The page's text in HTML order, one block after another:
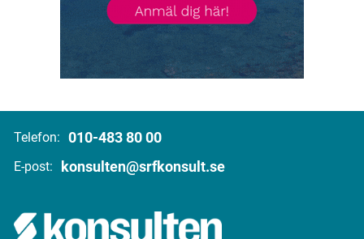
Telefon: 010-483 80 00
E-post: konsulten@srfkonsult.se